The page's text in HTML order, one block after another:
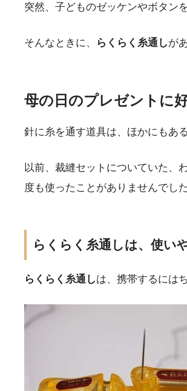
突然、子どものゼッケンやボタン
そんなときに、 らくらく糸通しが
母の日のプレゼントに
針に糸を通す道具は、ほかにもあ
以前、裁縫セットについていた、
度も使ったことがありませんでし
らくらく糸通しは、使い
らくらく糸通しは、携帯するには